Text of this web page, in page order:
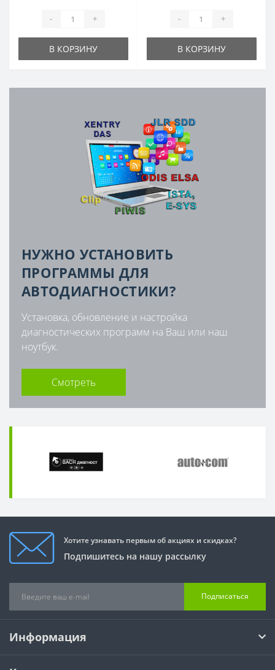
- +
В КОРЗИНУ
- +
В КОРЗИНУ
НУЖНО УСТАНОВИТЬ
ПРОГРАММЫ ДЛЯ
АВТОДИАГНОСТИКИ?
Установка, обновление и настройка
диагностических программ на Ваш или наш
ноутбук.
Смотреть
Хотите узнавать первым об акциях и скидках?
Подпишитесь на нашу рассылку
Подписаться
Информация